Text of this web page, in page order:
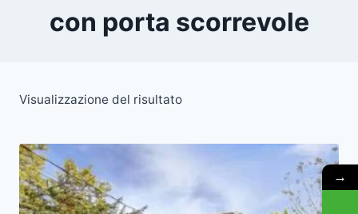
con porta scorrevole
Visualizzazione del risultato
→